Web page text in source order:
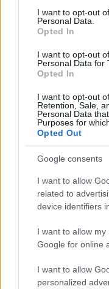
consent section.
I want to opt-out
Personal Data.
Opted In
I want to opt-out
Personal Data for
Opted In
I want to opt-out
Retention, Sale,
Personal Data
Purposes for
Opted Out
Google consents
I want to allow
related to
device identifiers
I want to allow
Google for online
I want to allow
personalized
Continua a
MOTORI